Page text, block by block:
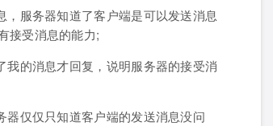
服务器知道了客户端是可以发送消息
接受消息的能力;
的消息才回复，说明服务器的接受消
仅仅只知道客户端的发送消息没问